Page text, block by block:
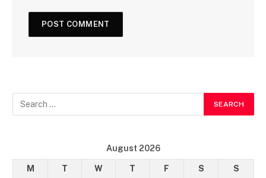
August 2026
M T W T F S
S